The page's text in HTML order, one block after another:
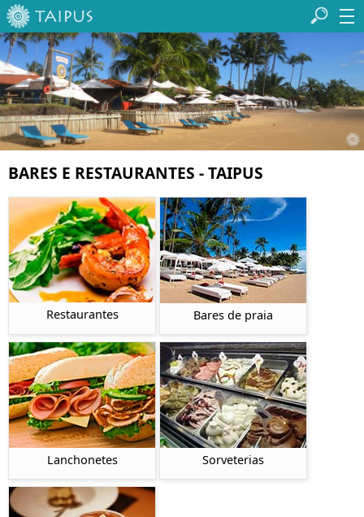
BARES E RESTAURANTES - TAIPUS
Restaurantes Bares de praia
Lanchonetes Sorveterias